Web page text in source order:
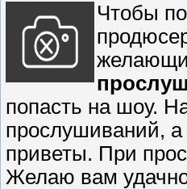
Чтобы
попасть на шоу.
прослушиваний, а
приветы. При
Желаю вам